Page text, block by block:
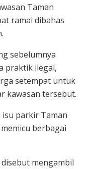
Taman
ramai dibahas
sebelumnya
praktik ilegal,
setempat untuk
kawasan tersebut.
isu parkir Taman
berbagai
mengambil